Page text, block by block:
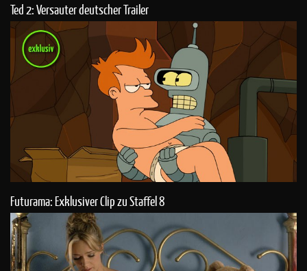
Ted 2: Versauter deutscher Trailer
Futurama: Exklusiver Clip zu Staffel 8